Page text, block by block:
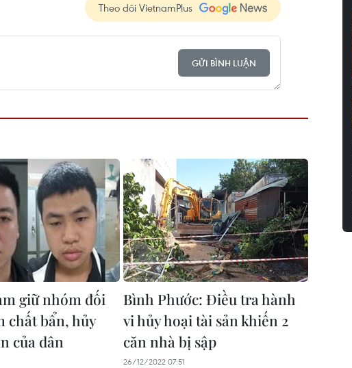
Theo dõi VietnamPlus
GỬI BÌNH LUẬN
giữ nhóm đối
chất bẩn, hủy
của dân
Bình Phước: Điều tra hành
vi hủy hoại tài sản khiến 2
căn nhà bị sập
26/12/2022 07:51